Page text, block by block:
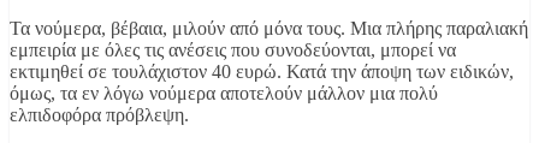
Τα νούμερα, βέβαια, μιλούν από μόνα τους. Μια πλήρης παραλιακή
εμπειρία με όλες τις ανέσεις που συνοδεύονται, μπορεί να
εκτιμηθεί σε τουλάχιστον 40 ευρώ. Κατά την άποψη των ειδικών,
όμως, τα εν λόγω νούμερα αποτελούν μάλλον μια πολύ
ελπιδοφόρα πρόβλεψη.